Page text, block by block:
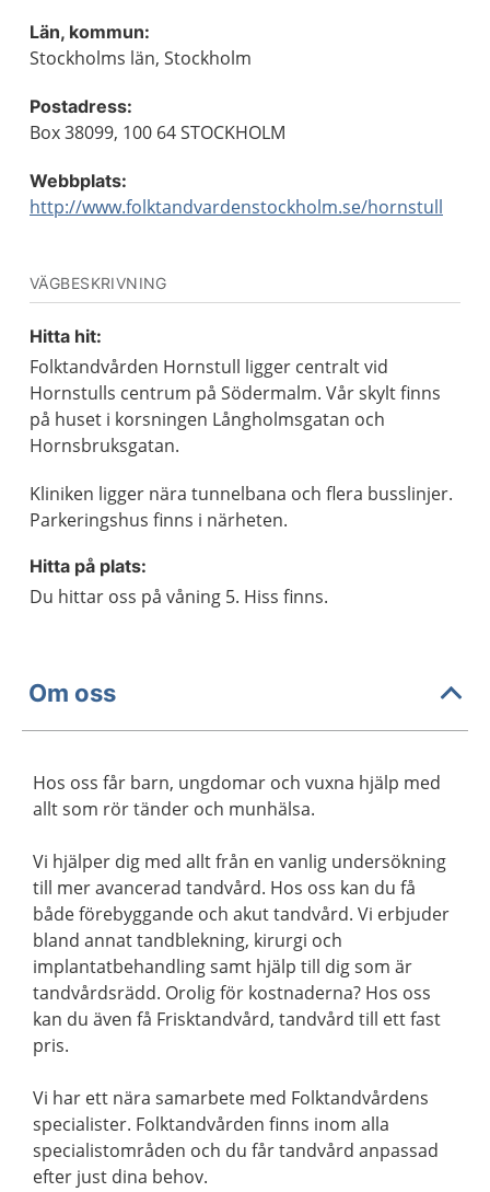
Län, kommun:
Stockholms län, Stockholm
Postadress:
Box 38099, 100 64 STOCKHOLM
Webbplats:
http://www.folktandvardenstockholm.se/hornstull
VÄGBESKRIVNING
Hitta hit:
Folktandvården Hornstull ligger centralt vid
Hornstulls centrum på Södermalm. Vår skylt finns
på huset i korsningen Långholmsgatan och
Hornsbruksgatan.
Kliniken ligger nära tunnelbana och flera busslinjer.
Parkeringshus finns i närheten.
Hitta på plats:
Du hittar oss på våning 5. Hiss finns.
Om oss
Hos oss får barn, ungdomar och vuxna hjälp med
allt som rör tänder och munhälsa.
Vi hjälper dig med allt från en vanlig undersökning
till mer avancerad tandvård. Hos oss kan du få
både förebyggande och akut tandvård. Vi erbjuder
bland annat tandblekning, kirurgi och
implantatbehandling samt hjälp till dig som är
tandvårdsrädd. Orolig för kostnaderna? Hos oss
kan du även få Frisktandvård, tandvård till ett fast
pris.
Vi har ett nära samarbete med Folktandvårdens
specialister. Folktandvården finns inom alla
specialistområden och du får tandvård anpassad
efter just dina behov.